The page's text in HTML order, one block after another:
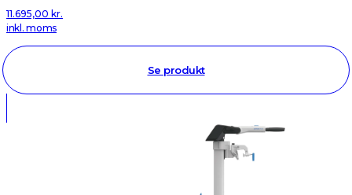
11.695,00 kr.
inkl. moms
Se produkt